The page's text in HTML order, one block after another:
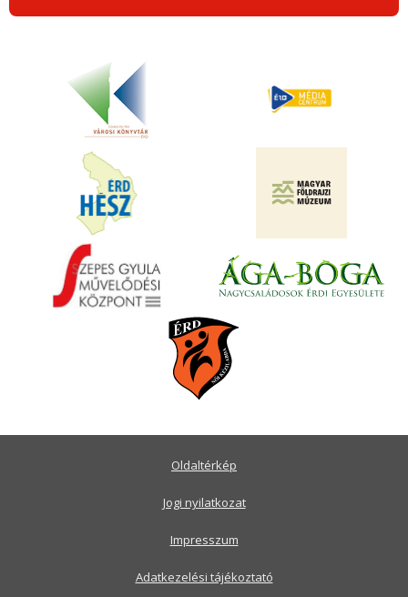
Oldaltérkép
Jogi nyilatkozat
Impresszum
Adatkezelési tájékoztató